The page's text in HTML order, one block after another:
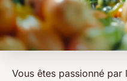
Vous êtes passionné